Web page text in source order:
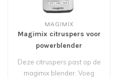
MAGIMIX
Magimix citruspers voor
powerblender
Deze citruspers past op de
magimix blender. Voeg